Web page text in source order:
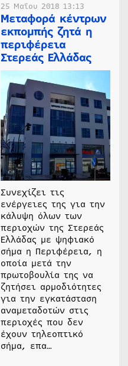
25 Μαΐου 2018 13:13
Μεταφορά κέντρων
εκπομπής ζητά η
περιφέρεια
Στερεάς Ελλάδας
Συνεχίζει τις
ενέργειες της για την
κάλυψη όλων των
περιοχών της Στερεάς
Ελλάδας με ψηφιακό
σήμα η Περιφέρεια, η
οποία μετά την
πρωτοβουλία της να
ζητήσει αρμοδιότητες
για την εγκατάσταση
αναμεταδοτών στις
περιοχές που δεν
έχουν τηλεοπτικό
σήμα, επα…